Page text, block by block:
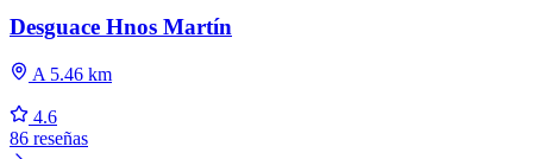
Desguace Hnos Martín
A 5.46 km
4.6
86 reseñas